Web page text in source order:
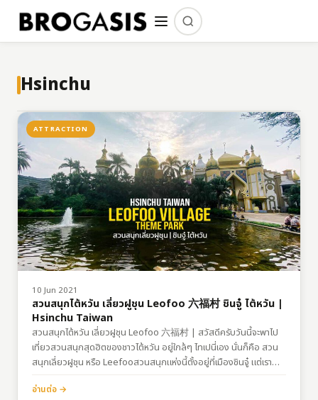
Hsinchu
ATTRACTION
10 Jun 2021
สวนสนุกไต้หวัน เลี่ยวฝูชุน Leofoo 六福村 ชินจู๋ ไต้หวัน |
Hsinchu Taiwan
สวนสนุกไต้หวัน เลี่ยวฝูชุน Leofoo 六福村 | สวัสดีครับวันนี้จะพาไป
เที่ยวสวนสนุกสุดฮิตของชาวไต้หวัน อยู่ใกล้ๆ ไทเปนี่เอง นั่นก็คือ สวน
สนุกเลี่ยวฝูชุน หรือ Leefooสวนสนุกแห่งนี้ตั้งอยู่ที่เมืองชินจู๋ แต่เรา
สามารถเดินทางไปเที่ยวง่ายๆ ได้จากทั้งไทเป และเถาหยวน ที่นี่มีทั้งสวน
สนุก สวนสัตว์ซาฟารี และสวนน้ำที่เปิดเฉพาะหน้าร้อน บอกเลยว่าใครจะ
อ่านต่อ →